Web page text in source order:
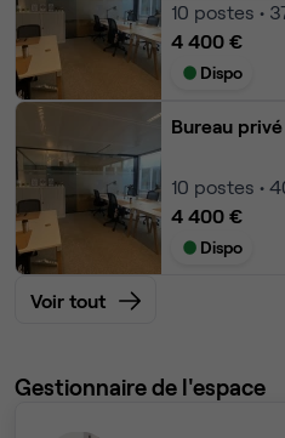
10 postes •
4 400 €
Dispo
Bureau privé
10 postes •
4 400 €
Dispo
Voir tout
Gestionnaire de l'espace